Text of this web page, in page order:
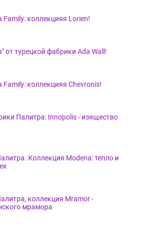
коллекцияя Lorien!
от турецкой фабрики Ada Wall!
коллекцияя Chevronis!
Палитра: Innopolis - изящество
Коллекция Modena: тепло и
коллекция Mramor -
мрамора